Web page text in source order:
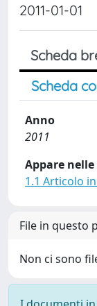
2011-01-01
Scheda
Scheda
Anno
2011
Appare
1.1 Articolo
File in questo
Non ci sono